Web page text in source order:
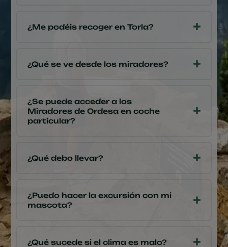
¿Me podéis recoger en Torla?
¿Qué se ve desde los miradores?
¿Se puede acceder a los
Miradores de Ordesa en coche
particular?
¿Qué debo llevar?
¿Puedo hacer la excursión con mi
mascota?
¿Qué sucede si el clima es malo?